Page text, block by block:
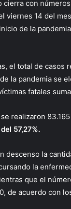
cierra con
viernes 14 del
de la
el total de casos
la pandemia se
fatales
realizaron
57,27%.
descenso la
la
que el
de acuerdo con